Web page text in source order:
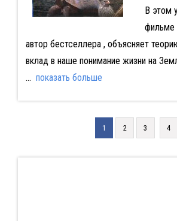
В этом
фильме
автор бестселлера , объясняет
вклад в наше понимание жизни на
... показать больше
1 2 3 4